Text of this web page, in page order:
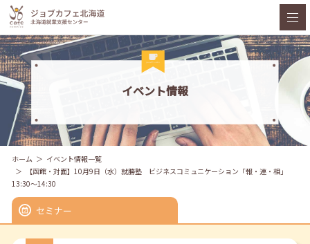
イベント情報
ホーム
イベント情報一覧
【函館・対面】10月9日（水）就勝塾 ビジネスコミュニケーション「報・連・相」
13:30～14:30
セミナー